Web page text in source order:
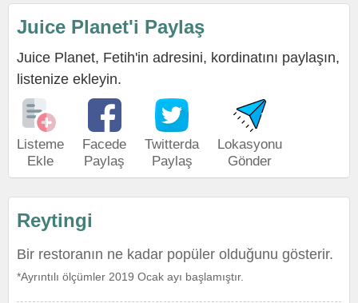
Juice Planet'i Paylaş
Juice Planet, Fetih'in adresini, kordinatını paylaşın,
listenize ekleyin.
Listeme
Ekle
Facede
Paylaş
Twitterda
Paylaş
Lokasyonu
Gönder
Reytingi
Bir restoranın ne kadar popüler olduğunu gösterir.
*Ayrıntılı ölçümler 2019 Ocak ayı başlamıştır.